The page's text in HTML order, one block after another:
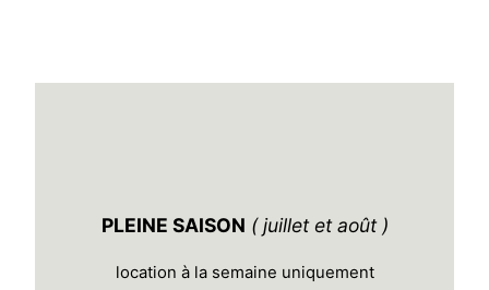
PLEINE SAISON ( juillet et août )
location à la semaine uniquement